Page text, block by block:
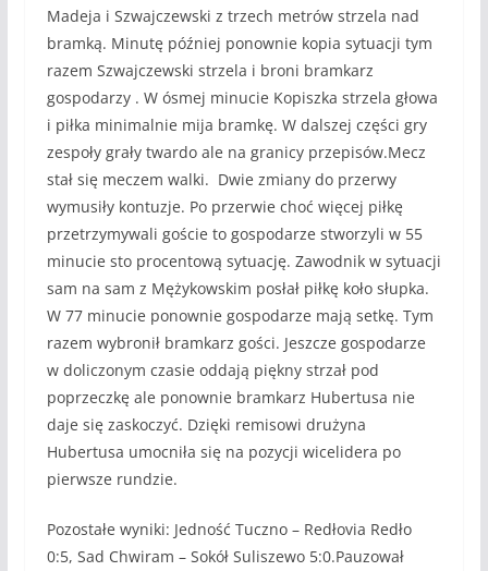
Madeja i Szwajczewski z trzech metrów strzela nad
bramką. Minutę później ponownie kopia sytuacji tym
razem Szwajczewski strzela i broni bramkarz
gospodarzy . W ósmej minucie Kopiszka strzela głowa
i piłka minimalnie mija bramkę. W dalszej części gry
zespoły grały twardo ale na granicy przepisów.Mecz
stał się meczem walki. Dwie zmiany do przerwy
wymusiły kontuzje. Po przerwie choć więcej piłkę
przetrzymywali goście to gospodarze stworzyli w 55
minucie sto procentową sytuację. Zawodnik w sytuacji
sam na sam z Mężykowskim posłał piłkę koło słupka.
W 77 minucie ponownie gospodarze mają setkę. Tym
razem wybronił bramkarz gości. Jeszcze gospodarze
w doliczonym czasie oddają piękny strzał pod
poprzeczkę ale ponownie bramkarz Hubertusa nie
daje się zaskoczyć. Dzięki remisowi drużyna
Hubertusa umocniła się na pozycji wicelidera po
pierwsze rundzie.
Pozostałe wyniki: Jedność Tuczno – Redłovia Redło
0:5, Sad Chwiram – Sokół Suliszewo 5:0.Pauzował